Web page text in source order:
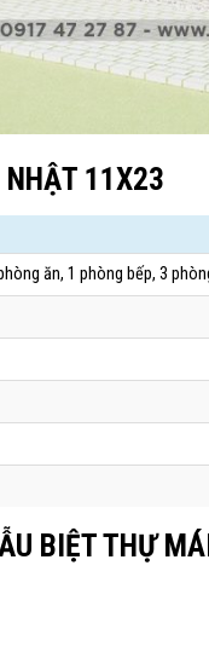
NHẬT 11X23
ăn, 1 phòng bếp, 3
BIỆT THỰ